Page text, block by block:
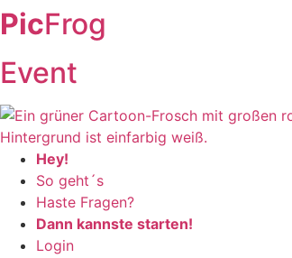
Zum
Inhalt
wechseln
PicFrog
Event
Hey!
So geht´s
Haste Fragen?
Dann kannste starten!
Login